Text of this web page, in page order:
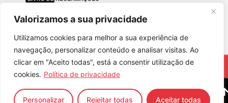
Valorizamos a sua privacidade
Utilizamos cookies para melhor a sua experiência de
navegação, personalizar conteúdo e analisar visitas. Ao
clicar em "Aceito todas", está a consentir utilização de
cookies. Política de privacidade
Personalizar Rejeitar todas Aceitar todas
© 2023 – Happiness Works, All rights reserved